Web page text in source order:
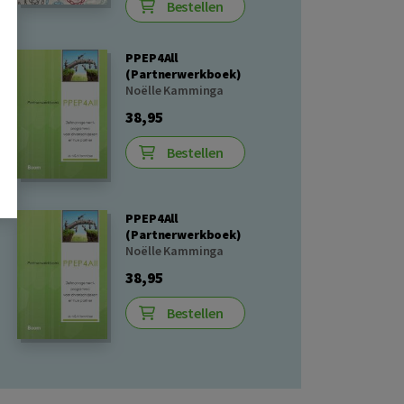
Bestellen
PPEP4All
(Partnerwerkboek)
Noëlle Kamminga
38,95
Bestellen
PPEP4All
(Partnerwerkboek)
Noëlle Kamminga
38,95
Bestellen